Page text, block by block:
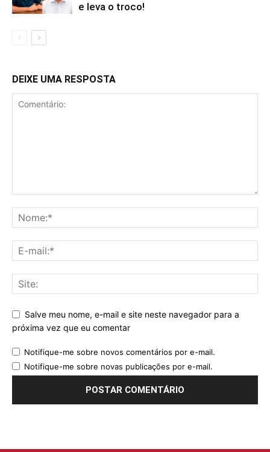
e leva o troco!
DEIXE UMA RESPOSTA
Salve meu nome, e-mail e site neste navegador para a
próxima vez que eu comentar
Notifique-me sobre novos comentários por e-mail.
Notifique-me sobre novas publicações por e-mail.